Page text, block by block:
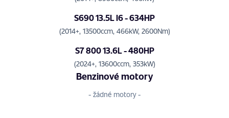
S690 13.5L I6 - 634HP
(2014+, 13500ccm, 466kW, 2600Nm)
S7 800 13.6L - 480HP
(2024+, 13600ccm, 353kW)
Benzinové motory
- žádné motory -